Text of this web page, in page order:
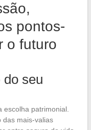
pontos-
o futuro
do seu
escolha patrimonial.
das mais-valias